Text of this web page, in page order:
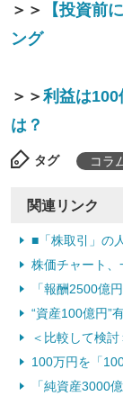
＞＞
【投資前
ング
＞＞利益は
は？
タグ コラ
関連リンク
■「株取引」の
株価チャート
「報酬2500億
“資産100億円”
＜比較して検
100万円を「
「純資産3000